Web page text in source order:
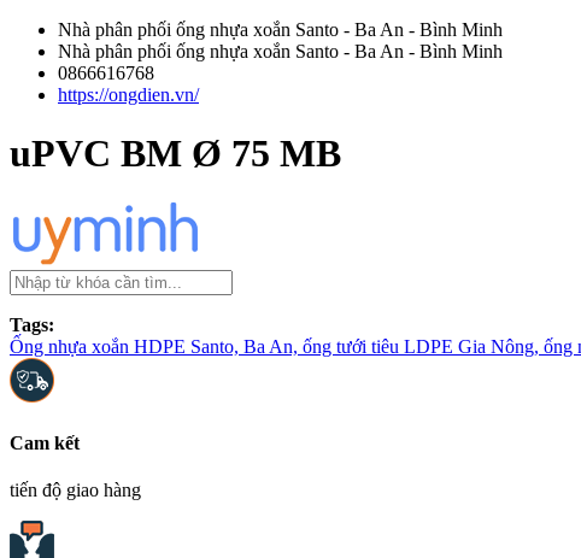
Nhà phân phối ống nhựa xoắn Santo - Ba An - Bình Minh
Nhà phân phối ống nhựa xoắn Santo - Ba An - Bình Minh
0866616768
https://ongdien.vn/
uPVC BM Ø 75 MB
Tags:
Ống nhựa xoắn HDPE Santo, Ba An, ống tưới tiêu LDPE Gia Nông, ống
Cam kết
tiến độ giao hàng